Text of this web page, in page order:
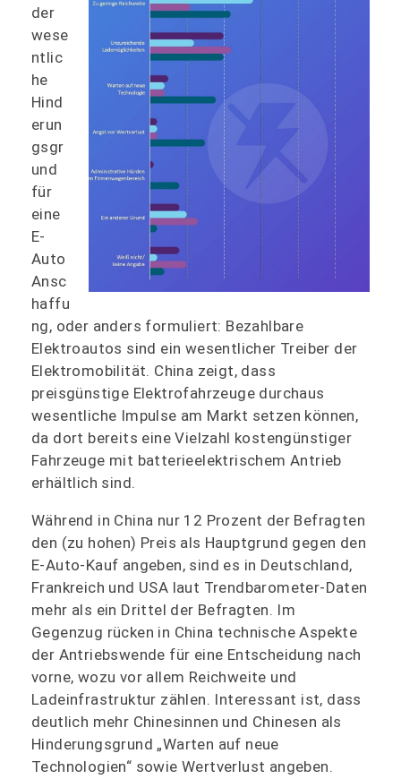
der
wese
ntlic
he
Hind
erun
gsgr
und
für
eine
E-
Auto
Ansc
haffu
ng, oder anders formuliert: Bezahlbare
Elektroautos sind ein wesentlicher Treiber der
Elektromobilität. China zeigt, dass
preisgünstige Elektrofahrzeuge durchaus
wesentliche Impulse am Markt setzen können,
da dort bereits eine Vielzahl kostengünstiger
Fahrzeuge mit batterieelektrischem Antrieb
erhältlich sind.
Während in China nur 12 Prozent der Befragten
den (zu hohen) Preis als Hauptgrund gegen den
E-Auto-Kauf angeben, sind es in Deutschland,
Frankreich und USA laut Trendbarometer-Daten
mehr als ein Drittel der Befragten. Im
Gegenzug rücken in China technische Aspekte
der Antriebswende für eine Entscheidung nach
vorne, wozu vor allem Reichweite und
Ladeinfrastruktur zählen. Interessant ist, dass
deutlich mehr Chinesinnen und Chinesen als
Hinderungsgrund „Warten auf neue
Technologien“ sowie Wertverlust angeben.